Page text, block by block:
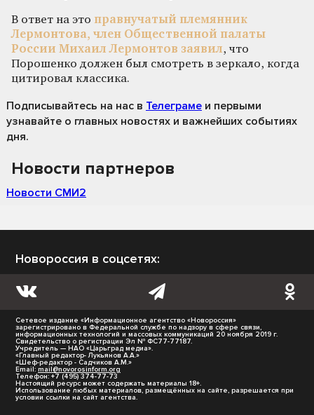
В ответ на это правнучатый племянник
Лермонтова, член Общественной палаты
России Михаил Лермонтов заявил, что
Порошенко должен был смотреть в зеркало, когда
цитировал классика.
Подписывайтесь на нас в Телеграме и первыми
узнавайте о главных новостях и важнейших событиях
дня.
Новости партнеров
Новости СМИ2
Новороссия в соцсетях:
Сетевое издание «Информационное агентство «Новороссия»
зарегистрировано в Федеральной службе по надзору в сфере связи,
информационных технологий и массовых коммуникаций 20 ноября 2019 г.
Свидетельство о регистрации Эл № ФС77-77187.
Учредитель — НАО «Царьград медиа».
«Главный редактор- Лукьянов А.А.»
«Шеф-редактор - Садчиков А.М.»
Email: mail@novorosinform.org
Телефон: +7 (495) 374-77-73
Настоящий ресурс может содержать материалы 18+.
Использование любых материалов, размещённых на сайте, разрешается при
условии ссылки на сайт агентства.